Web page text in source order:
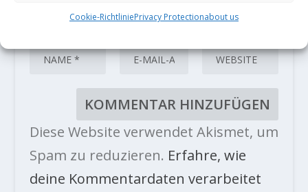
Cookie-RichtliniePrivacy Protectionabout us
Diese Website verwendet Akismet, um
Spam zu reduzieren. Erfahre, wie
deine Kommentardaten verarbeitet